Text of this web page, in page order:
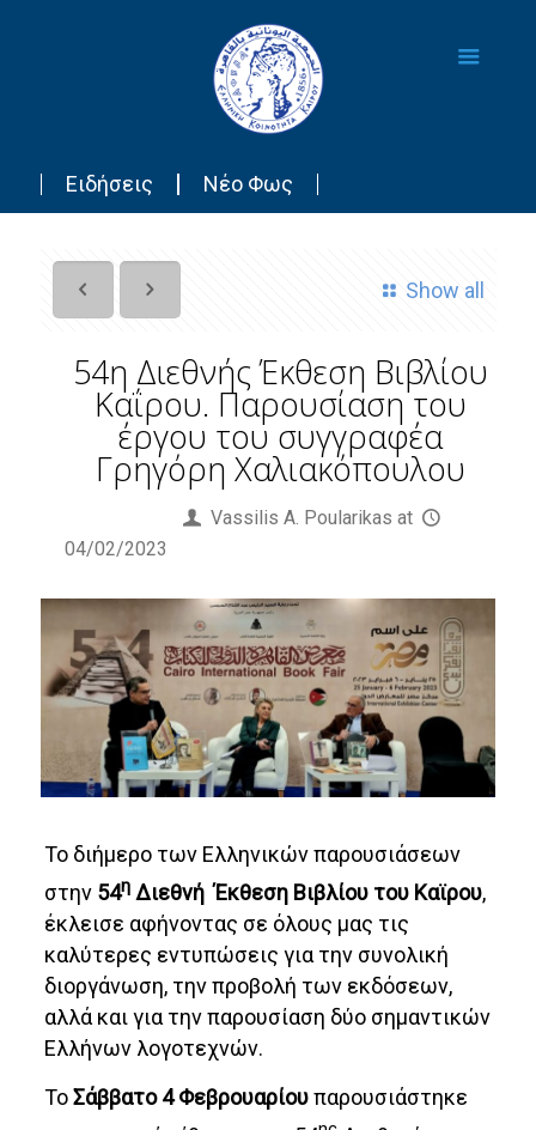
Ειδήσεις Νέο Φως
Show all
54η Διεθνής Έκθεση Βιβλίου
Καΐρου. Παρουσίαση του
έργου του συγγραφέα
Γρηγόρη Χαλιακόπουλου
Vassilis Α. Poularikas at
04/02/2023
Το διήμερο των Ελληνικών παρουσιάσεων
στην 54η Διεθνή Έκθεση Βιβλίου του Καϊρου,
έκλεισε αφήνοντας σε όλους μας τις
καλύτερες εντυπώσεις για την συνολική
διοργάνωση, την προβολή των εκδόσεων,
αλλά και για την παρουσίαση δύο σημαντικών
Ελλήνων λογοτεχνών.
ΤοΣάββατο 4 Φεβρουαρίουπαρουσιάστηκε